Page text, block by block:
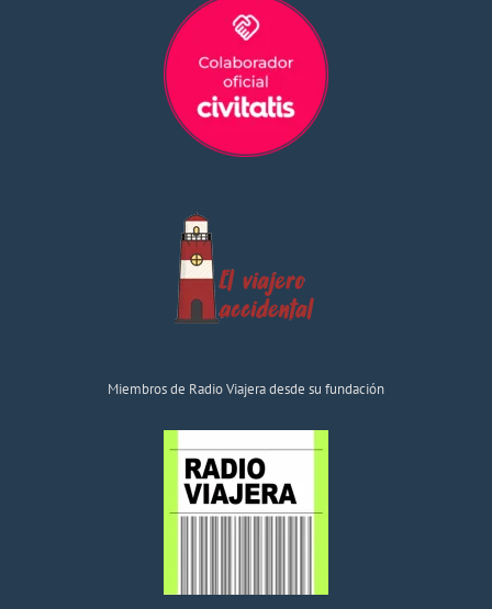
Miembros de Radio Viajera desde su fundación